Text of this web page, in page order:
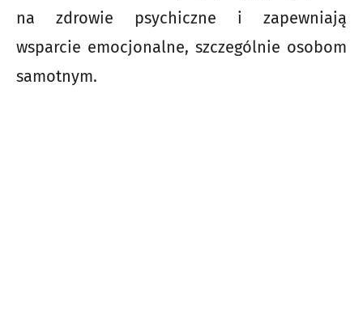
na zdrowie psychiczne i zapewniają
wsparcie emocjonalne, szczególnie osobom
samotnym.